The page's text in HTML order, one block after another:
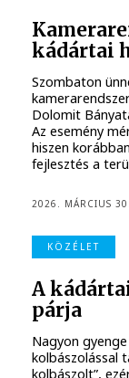
kádártai
Szombaton
Dolomit
Az esemény
hiszen
fejlesztés a
2026. MÁRCIUS
KÖZÉLET
A
párja
Nagyon
kolbászolással
kolbászolt”,